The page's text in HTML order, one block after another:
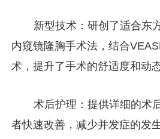
新型技术：研创了适合东
内窥镜隆胸手术法，结合
术，提升了手术的舒适度和动态
术后护理：提供详细的术
者快速改善，减少并发症的发生